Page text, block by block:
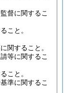
督に関するこ
こと。
関すること。
等に関するこ
こと。
準に関するこ